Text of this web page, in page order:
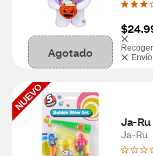
Agotado Recoger
Envío
NUEVO
Ja-
Ja-Ru